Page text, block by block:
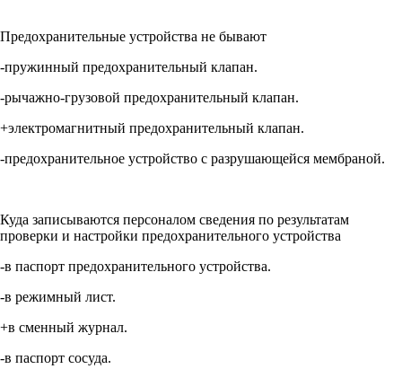
Предохранительные устройства не бывают
-пружинный предохранительный клапан.
-рычажно-грузовой предохранительный клапан.
+электромагнитный предохранительный клапан.
-предохранительное устройство с разрушающейся мембраной.
Куда записываются персоналом сведения по результатам
проверки и настройки предохранительного устройства
-в паспорт предохранительного устройства.
-в режимный лист.
+в сменный журнал.
-в паспорт сосуда.